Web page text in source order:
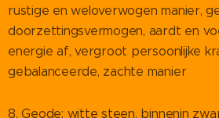
rustige en weloverwogen manier,
doorzettingsvermogen, aardt en
energie af, vergroot persoonlijke
gebalanceerde, zachte manier
8. Geode: witte steen, binnenin